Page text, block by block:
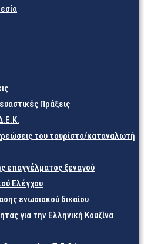
Πράξεις
του τουρίστα/καταναλωτή
επαγγέλματος ξεναγού
Ελέγχου
ενωσιακού δικαίου
για την Ελληνική Κουζίνα